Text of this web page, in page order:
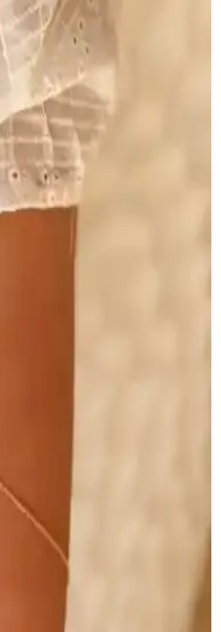
zarif tasarımı ve
enerji sunar.
uygun olup, günlük ve
Çeyrek Altın
tarihli çeyrek altını,
piyasa fiyatlarına
seçenek.
Saf Altın:
yüksek saflık ve
tercihtir. Uzun vadeli
Saç Boyası
uzun süre dayanıklı ve
ipuçlarıyla